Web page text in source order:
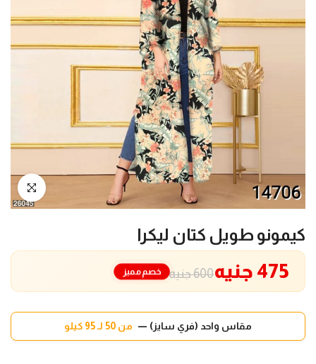
انقر للتكبير
كيمونو طويل كتان ليكرا
600 جنيه 475 جنيه خصم مميز
مقاس واحد (فري سايز) — من 50 لـ 95 كيلو